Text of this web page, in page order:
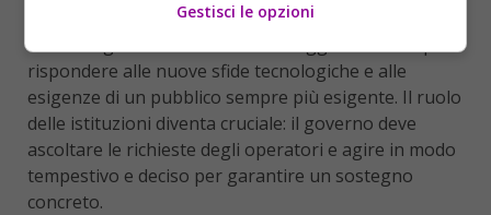
. Gli studi di produzione e le sale
cinematografiche necessitano di aggiornamenti per
rispondere alle nuove sfide tecnologiche e alle
esigenze di un pubblico sempre più esigente. Il ruolo
delle istituzioni diventa cruciale: il governo deve
ascoltare le richieste degli operatori e agire in modo
tempestivo e deciso per garantire un sostegno
concreto.
Gestisci le opzioni